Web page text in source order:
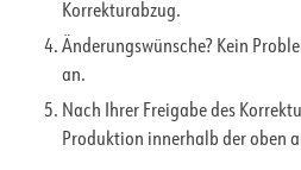
Korrekturabzug.
Änderungswünsche? Kein
an.
Nach Ihrer Freigabe des
Produktion innerhalb der oben